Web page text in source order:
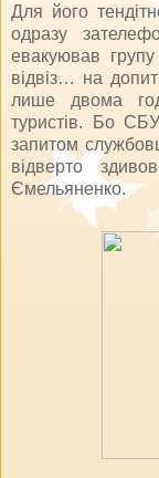
Для його
одразу
евакуював
відвіз… на
лише двома
туристів. Бо
запитом
відверто
Ємельяненко.